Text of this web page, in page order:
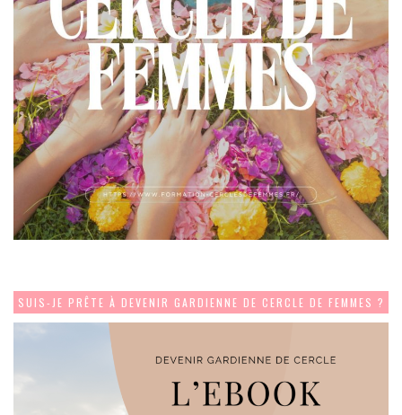
SUIS-JE PRÊTE À DEVENIR GARDIENNE DE CERCLE DE FEMMES ?